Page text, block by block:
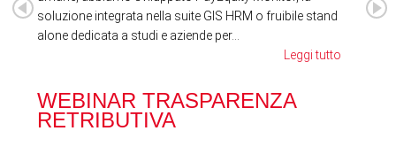
soluzione integrata nella suite GIS HRM o fruibile stand
alone dedicata a studi e aziende per...
Leggi tutto
WEBINAR TRASPARENZA
RETRIBUTIVA